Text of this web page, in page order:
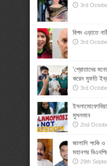
3rd
বিপদ এড়াতে
3rd
‘শ্রোতাদের
করেন মুফতি
3rd
মুসলমান
2nd
জালালি পংকি ও
মহানগর
29th